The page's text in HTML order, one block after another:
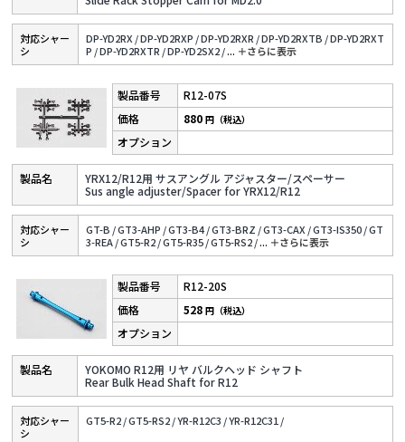
対応シャー
シ
DP-YD2RX /DP-YD2RXP /DP-YD2RXR /DP-YD2RXTB /DP-YD2RXT
P /DP-YD2RXTR /DP-YD2SX2 /... ＋さらに表⽰
R12-07S
YRX12/R12用 サスアングル アジャスター/スペーサー
Sus angle adjuster/Spacer for YRX12/R12
880円（税込）
対応シャー
シ
GT-B /GT3-AHP /GT3-B4 /GT3-BRZ /GT3-CAX /GT3-IS350 /GT
3-REA /GT5-R2 /GT5-R35 /GT5-RS2 /... ＋さらに表⽰
R12-20S
YOKOMO R12用 リヤ バルクヘッド シャフト
Rear Bulk Head Shaft for R12
528円（税込）
対応シャー
シ
GT5-R2 /GT5-RS2 /YR-R12C3 /YR-R12C31 /